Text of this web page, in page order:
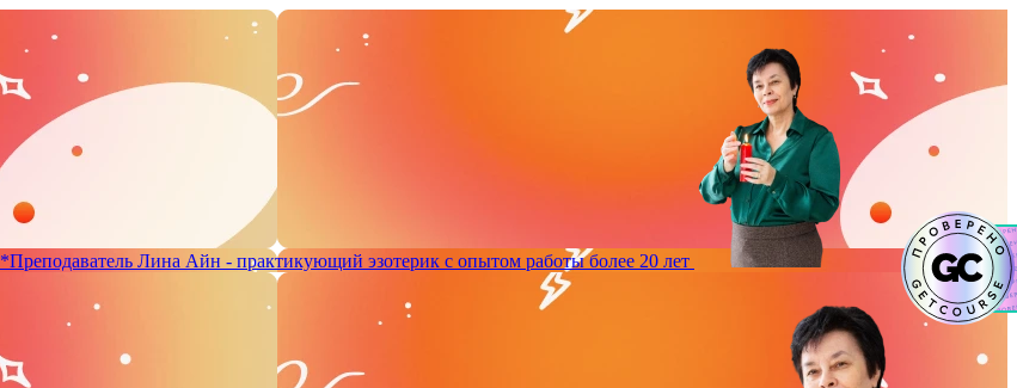
*Преподаватель Лина Айн - практикующий эзотерик с опытом работы более 20 лет